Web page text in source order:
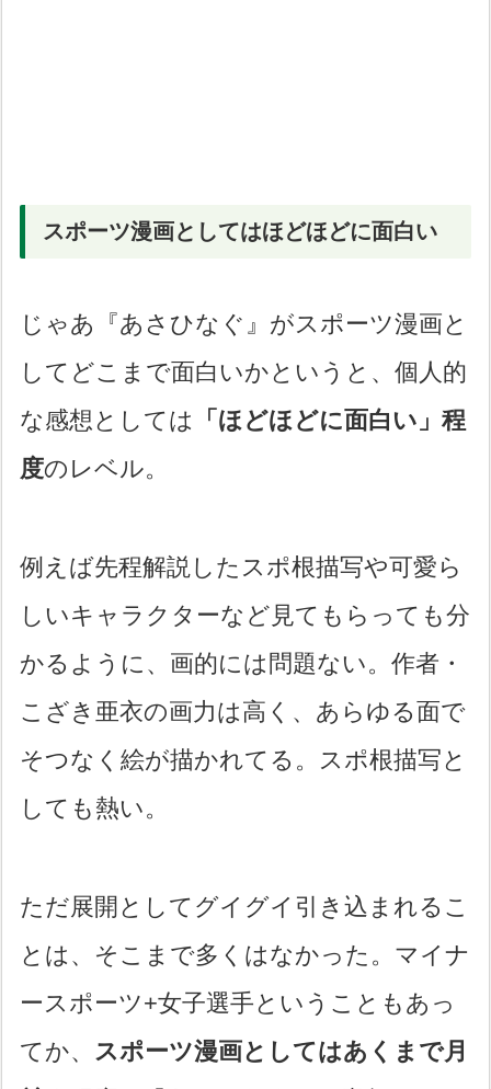
スポーツ漫画としてはほどほどに面白い
じゃあ『あさひなぐ』がスポーツ漫画と
してどこまで面白いかというと、個人的
な感想としては
「ほどほどに面白い」程
度のレベル。
例えば先程解説したスポ根描写や可愛ら
しいキャラクターなど見てもらっても分
かるように、画的には問題ない。作者・
こざき亜衣の画力は高く、あらゆる面で
そつなく絵が描かれてる。スポ根描写と
しても熱い。
ただ展開としてグイグイ引き込まれるこ
とは、そこまで多くはなかった。マイナ
ースポーツ+女子選手ということもあっ
てか、 スポーツ漫画としてはあくまで月